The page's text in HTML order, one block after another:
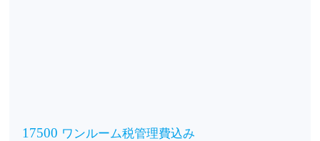
17500 ワンルーム税管理費込み